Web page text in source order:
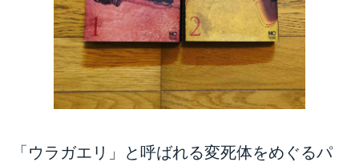
「ウラガエリ」と呼ばれる変死体をめぐるパ